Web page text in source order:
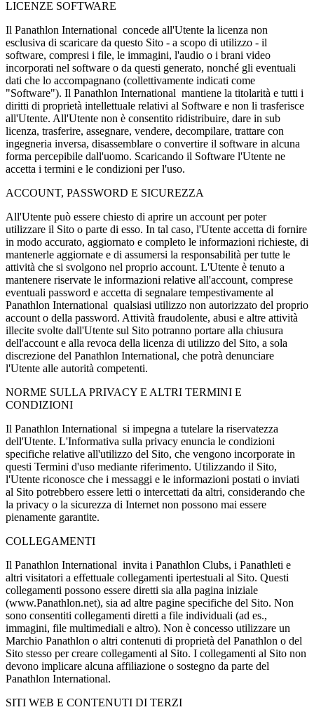
LICENZE SOFTWARE
Il Panathlon International concede all'Utente la licenza non
esclusiva di scaricare da questo Sito - a scopo di utilizzo - il
software, compresi i file, le immagini, l'audio o i brani video
incorporati nel software o da questi generato, nonché gli eventuali
dati che lo accompagnano (collettivamente indicati come
"Software"). Il Panathlon International mantiene la titolarità e tutti i
diritti di proprietà intellettuale relativi al Software e non li trasferisce
all'Utente. All'Utente non è consentito ridistribuire, dare in sub
licenza, trasferire, assegnare, vendere, decompilare, trattare con
ingegneria inversa, disassemblare o convertire il software in alcuna
forma percepibile dall'uomo. Scaricando il Software l'Utente ne
accetta i termini e le condizioni per l'uso.
ACCOUNT, PASSWORD E SICUREZZA
All'Utente può essere chiesto di aprire un account per poter
utilizzare il Sito o parte di esso. In tal caso, l'Utente accetta di fornire
in modo accurato, aggiornato e completo le informazioni richieste, di
mantenerle aggiornate e di assumersi la responsabilità per tutte le
attività che si svolgono nel proprio account. L'Utente è tenuto a
mantenere riservate le informazioni relative all'account, comprese
eventuali password e accetta di segnalare tempestivamente al
Panathlon International qualsiasi utilizzo non autorizzato del proprio
account o della password. Attività fraudolente, abusi e altre attività
illecite svolte dall'Utente sul Sito potranno portare alla chiusura
dell'account e alla revoca della licenza di utilizzo del Sito, a sola
discrezione del Panathlon International, che potrà denunciare
l'Utente alle autorità competenti.
NORME SULLA PRIVACY E ALTRI TERMINI E
CONDIZIONI
Il Panathlon International si impegna a tutelare la riservatezza
dell'Utente. L'Informativa sulla privacy enuncia le condizioni
specifiche relative all'utilizzo del Sito, che vengono incorporate in
questi Termini d'uso mediante riferimento. Utilizzando il Sito,
l'Utente riconosce che i messaggi e le informazioni postati o inviati
al Sito potrebbero essere letti o intercettati da altri, considerando che
la privacy o la sicurezza di Internet non possono mai essere
pienamente garantite.
COLLEGAMENTI
Il Panathlon International invita i Panathlon Clubs, i Panathleti e
altri visitatori a effettuale collegamenti ipertestuali al Sito. Questi
collegamenti possono essere diretti sia alla pagina iniziale
(www.Panathlon.net), sia ad altre pagine specifiche del Sito. Non
sono consentiti collegamenti diretti a file individuali (ad es.,
immagini, file multimediali e altro). Non è concesso utilizzare un
Marchio Panathlon o altri contenuti di proprietà del Panathlon o del
Sito stesso per creare collegamenti al Sito. I collegamenti al Sito non
devono implicare alcuna affiliazione o sostegno da parte del
Panathlon International.
SITI WEB E CONTENUTI DI TERZI